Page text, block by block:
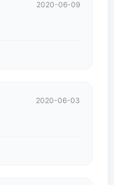
2020-06-09
2020-06-03